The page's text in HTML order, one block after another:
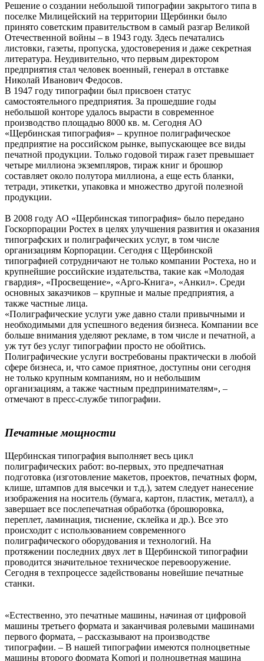
Решение о создании небольшой типографии закрытого типа в
поселке Милицейский на территории Щербинки было
принято советским правительством в самый разгар Великой
Отечественной войны – в 1943 году. Здесь печатались
листовки, газеты, пропуска, удостоверения и даже секретная
литература. Неудивительно, что первым директором
предприятия стал человек военный, генерал в отставке
Николай Иванович Федосов.
В 1947 году типографии был присвоен статус
самостоятельного предприятия. За прошедшие годы
небольшой конторе удалось вырасти в современное
производство площадью 8000 кв. м. Сегодня АО
«Щербинская типография» – крупное полиграфическое
предприятие на российском рынке, выпускающее все виды
печатной продукции. Только годовой тираж газет превышает
четыре миллиона экземпляров, тираж книг и брошюр
составляет около полутора миллиона, а еще есть бланки,
тетради, этикетки, упаковка и множество другой полезной
продукции.
В 2008 году АО «Щербинская типография» было передано
Госкорпорации Ростех в целях улучшения развития и оказания
типографских и полиграфических услуг, в том числе
организациям Корпорации. Сегодня с Щербинской
типографией сотрудничают не только компании Ростеха, но и
крупнейшие российские издательства, такие как «Молодая
гвардия», «Просвещение», «Арго-Книга», «Анкил». Среди
основных заказчиков – крупные и малые предприятия, а
также частные лица.
«Полиграфические услуги уже давно стали привычными и
необходимыми для успешного ведения бизнеса. Компании все
больше внимания уделяют рекламе, в том числе и печатной, а
уж тут без услуг типографии просто не обойтись.
Полиграфические услуги востребованы практически в любой
сфере бизнеса, и, что самое приятное, доступны они сегодня
не только крупным компаниям, но и небольшим
организациям, а также частным предпринимателям», –
отмечают в пресс-службе типографии.
Печатные мощности
Щербинская типография выполняет весь цикл
полиграфических работ: во-первых, это предпечатная
подготовка (изготовление макетов, проектов, печатных форм,
клише, штампов для высечки и т.д.), затем следует нанесение
изображения на носитель (бумага, картон, пластик, металл), а
завершает все послепечатная обработка (брошюровка,
переплет, ламинация, тиснение, склейка и др.). Все это
происходит с использованием современного
полиграфического оборудования и технологий. На
протяжении последних двух лет в Щербинской типографии
проводится значительное техническое перевооружение.
Сегодня в техпроцессе задействованы новейшие печатные
станки.
«Естественно, это печатные машины, начиная от цифровой
машины третьего формата и заканчивая ролевыми машинами
первого формата, – рассказывают на производстве
типографии. – В нашей типографии имеются полноцветные
машины второго формата Komori и полноцветная машина